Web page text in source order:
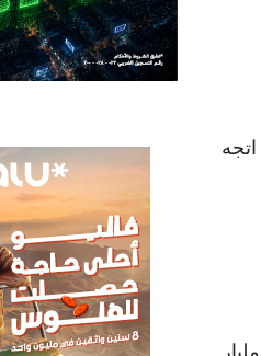
في حين اتجه
إذ بلغت قيمة التعاملات على الأسهم المقيدة نحو 8.1 مليار جنيه، من خلال تداول 2.3 مليار